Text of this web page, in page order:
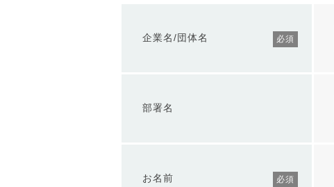
企業名/団体名 必須
部署名
お名前 必須